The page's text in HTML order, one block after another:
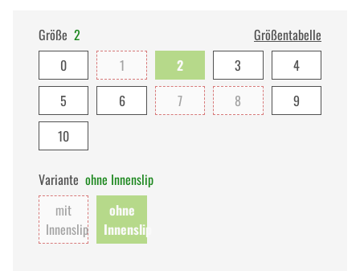
Größe 2
Größentabelle
0
1 2 3
4
5
6 7 8
9
10
Variante ohne Innenslip
mit
Innenslip
ohne
Innenslip